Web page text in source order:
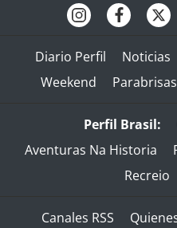
Diario Perfil Noticias
Weekend
Parabrisas
Perfil Brasil:
Aventuras Na Historia
Recreio
Canales RSS